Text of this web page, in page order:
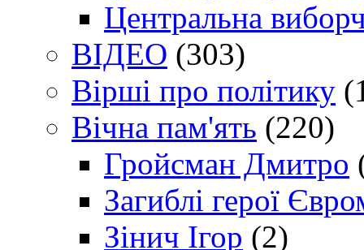
Центральна
ВІДЕО (303)
Вірші про політику
Вічна пам'ять (220)
Гройсман Дмитро
Загиблі герої
Зінич Ігор (2)